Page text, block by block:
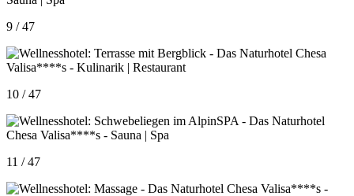
9 / 47
10 / 47
11 / 47